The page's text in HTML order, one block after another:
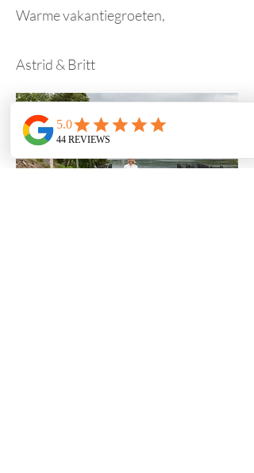
Warme vakantiegroeten,
Astrid & Britt